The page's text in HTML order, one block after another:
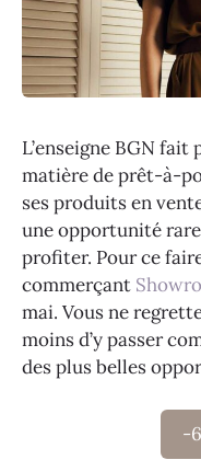
L’enseigne BGN
matière de prêt-à-
ses produits en
une opportunité
profiter. Pour ce
commerçant
mai. Vous ne
moins d’y passer
des plus belles
-